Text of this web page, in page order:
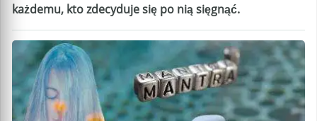
każdemu, kto zdecyduje się po nią sięgnąć.